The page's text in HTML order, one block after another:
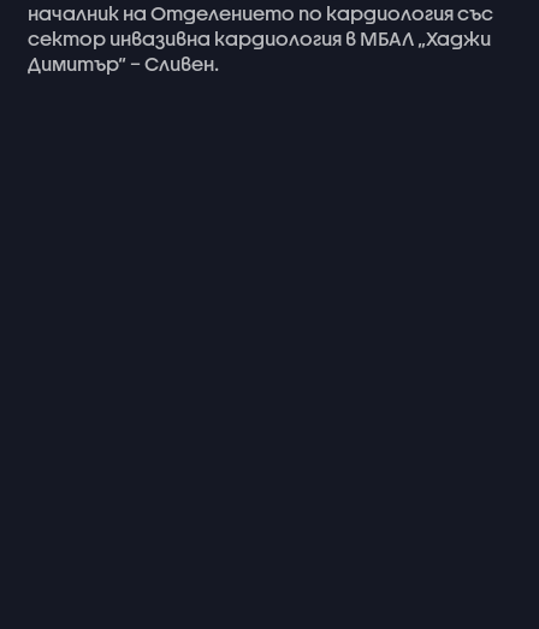
началник на Отделението по кардиологиясъс
сектор инвазивна кардиология в МБАЛ „Хаджи
Димитър“ –Сливен.